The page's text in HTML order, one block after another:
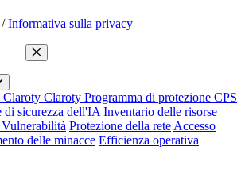
/ Informativa sulla privacy
Chiudi menu
Claroty Claroty Programma di protezione CPS
di sicurezza dell'IA Inventario delle risorse
Protezione della rete Accesso
delle minacce Efficienza operativa